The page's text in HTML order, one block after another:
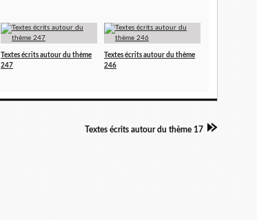
Textes écrits autour du thème
247
Textes écrits autour du thème
246
Textes écrits autour du thème 17